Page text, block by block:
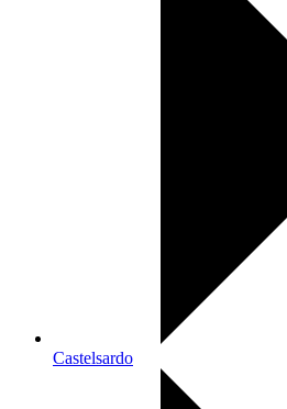
Castelsardo